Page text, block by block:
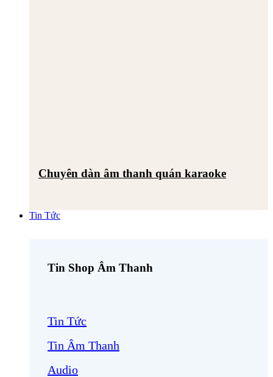
Chuyên dàn âm thanh quán karaoke
Tin Tức
Tin Shop Âm Thanh
Tin Tức
Tin Âm Thanh
Audio